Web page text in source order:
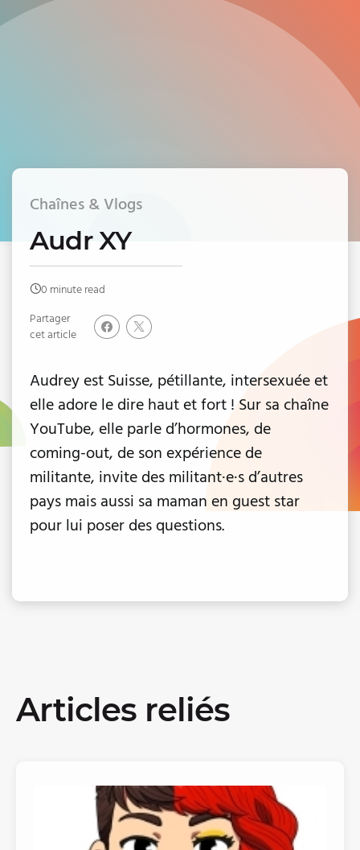
Chaînes & Vlogs
Audr XY
0 minute read
Partager
cet article
Audrey est Suisse, pétillante, intersexuée et
elle adore le dire haut et fort ! Sur sa chaîne
YouTube, elle parle d’hormones, de
coming-out, de son expérience de
militante, invite des militant·e·s d’autres
pays mais aussi sa maman en guest star
pour lui poser des questions.
Articles reliés